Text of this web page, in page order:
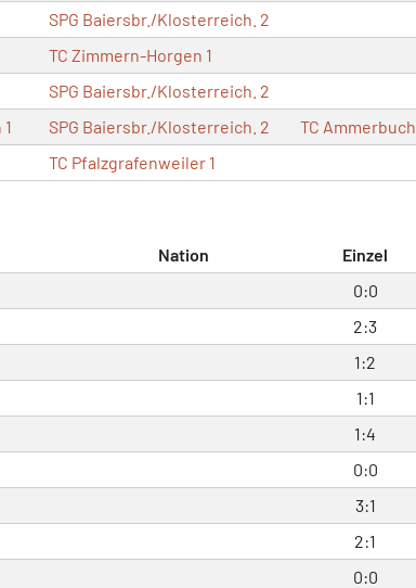
SPG Baiersbr./Klosterreich. 2
TC Zimmern-Horgen 1
SPG Baiersbr./Klosterreich. 2
SPG Baiersbr./Klosterreich. 2 TC Ammerbuch
TC Pfalzgrafenweiler 1
Nation Einzel
0:0
2:3
1:2
1:1
1:4
0:0
3:1
2:1
0:0